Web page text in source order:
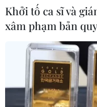
05/08/2026 05:58
ứng modul cỡ nhỏ
05/08/2026 04:59
Khởi tố ca sĩ và
xâm phạm bản